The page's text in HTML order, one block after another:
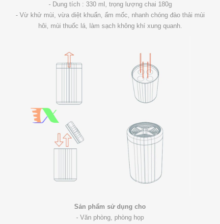
- Dung tích : 330 ml, trọng lượng chai 180g
- Vừ khử mùi, vừa diệt khuẩn, ẩm mốc, nhanh chóng đào thải mùi
hôi, mùi thuốc lá, làm sạch không khí xung quanh.
Sản phẩm sử dụng cho
- Văn phòng, phòng họp